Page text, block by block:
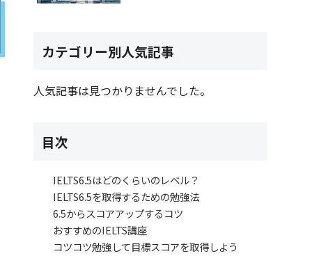
カテゴリー別人気記事
人気記事は見つかりませんでした。
目次
IELTS6.5はどのくらいのレベル？
IELTS6.5を取得するための勉強法
6.5からスコアアップするコツ
おすすめのIELTS講座
コツコツ勉強して目標スコアを取得しよう